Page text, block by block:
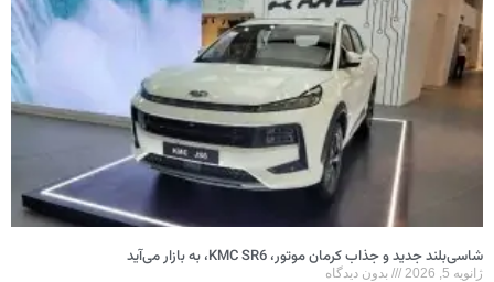
شاسی‌بلند جدید و جذاب کرمان موتور، KMC SR6، به بازار می‌آید
ژانویه 5, 2026 بدون دیدگاه